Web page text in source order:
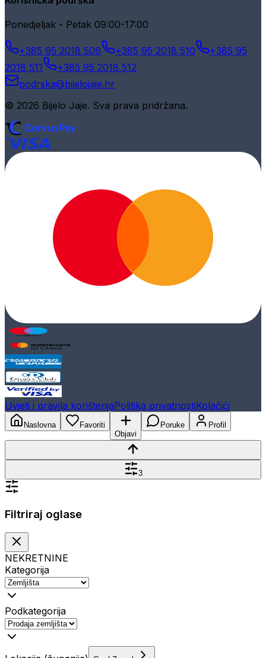
Ponedjeljak - Petak 09:00-17:00
+385 95 2018 509 +385 95 2018 510
+385 95
2018 511
+385 95 2018 512
podrska@bijelojaje.hr
© 2026 Bijelo Jaje. Sva prava pridržana.
Uvjeti i pravila korištenjaPolitika privatnostiKolačići
Naslovna
Favoriti
Objavi
Poruke Profil
3
Filtriraj oglase
NEKRETNINE
Kategorija
Podkategorija